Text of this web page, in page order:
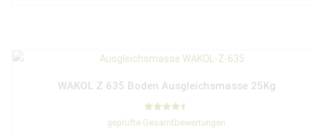
WAKOL Z 635 Boden Ausgleichsmasse 25Kg
Bewertet
mit
geprüfte Gesamtbewertungen